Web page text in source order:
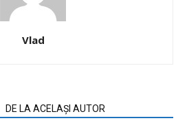
Vlad
DE LA ACELAȘI AUTOR